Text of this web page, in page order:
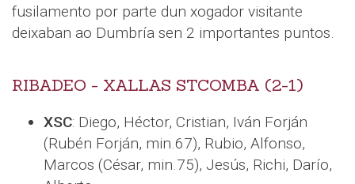
fusilamento por parte dun xogador visitante
deixaban ao Dumbría sen 2 importantes puntos.
RIBADEO - XALLAS STCOMBA (2-1)
XSC: Diego, Héctor, Cristian, Iván Forján
(Rubén Forján, min.67), Rubio, Alfonso,
Marcos (César, min.75), Jesús, Richi, Darío,